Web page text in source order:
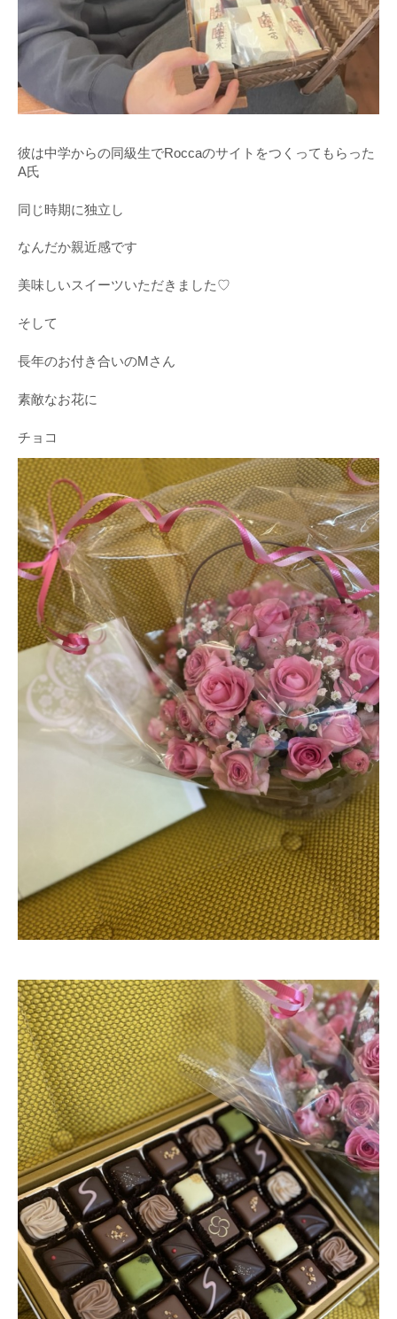
彼は中学からの同級生でRoccaのサイトをつくってもらった
A氏
同じ時期に独立し
なんだか親近感です
美味しいスイーツいただきました♡
そして
長年のお付き合いのMさん
素敵なお花に
チョコ